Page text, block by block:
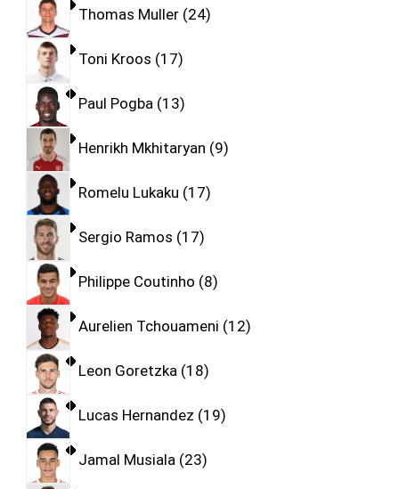
Thomas Muller 24
Toni Kroos 17
Paul Pogba 13
Henrikh Mkhitaryan 9
Romelu Lukaku 17
Sergio Ramos 17
Philippe Coutinho 8
Aurelien Tchouameni 12
Leon Goretzka 18
Lucas Hernandez 19
Jamal Musiala 23